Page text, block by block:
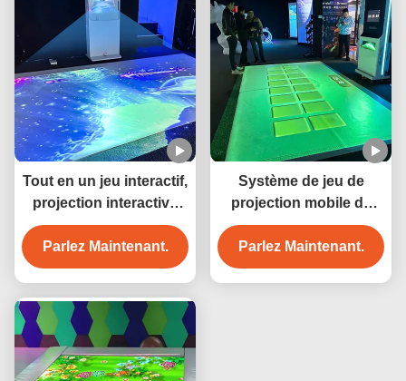
Tout en un jeu interactif,
projection interactive
pour les enfants
Parlez Maintenant.
Système de jeu de
projection mobile de
plancher Machine de
projection interactive
Parlez Maintenant.